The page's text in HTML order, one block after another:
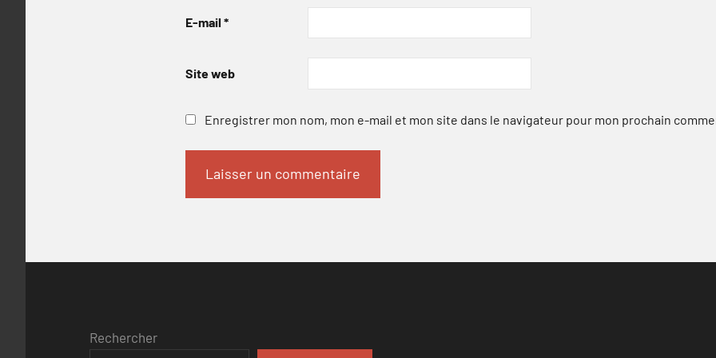
E-mail *
Site web
Enregistrer mon nom, mon e-mail et mon site dans le navigateur pour mon prochain
Rechercher